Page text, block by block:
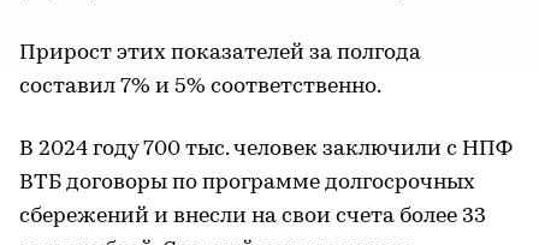
Прирост этих показателей за полгода
составил 7% и 5% соответственно.
В 2024 году 700 тыс. человек заключили с НПФ
ВТБ договоры по программе долгосрочных
сбережений и внесли на свои счета более 33